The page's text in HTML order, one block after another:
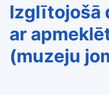
Izglītojošā
ar
(muzeju